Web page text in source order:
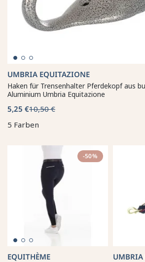
UMBRIA EQUITAZIONE
Haken für Trensenhalter Pferdekopf aus
Aluminium Umbria Equitazione
5,25 €10,50 €
5 Farben
-50%
EQUITHÈME UMBRIA